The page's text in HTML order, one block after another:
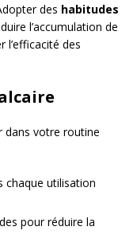
des habitudes
l’accumulation de
des
dans votre routine
chaque utilisation
pour réduire la